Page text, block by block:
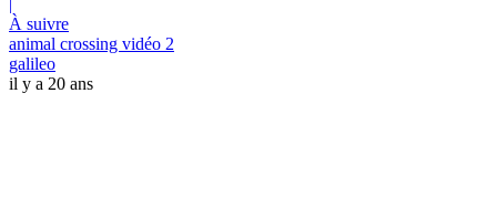
|
À suivre
animal crossing vidéo 2
galileo
il y a 20 ans